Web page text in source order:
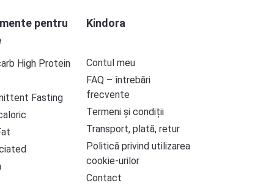
pentru
High Protein
Fasting
Kindora
Contul meu
FAQ – întrebări
frecvente
Termeni și condiții
Transport, plată, retur
Politică privind utilizarea
cookie-urilor
Contact